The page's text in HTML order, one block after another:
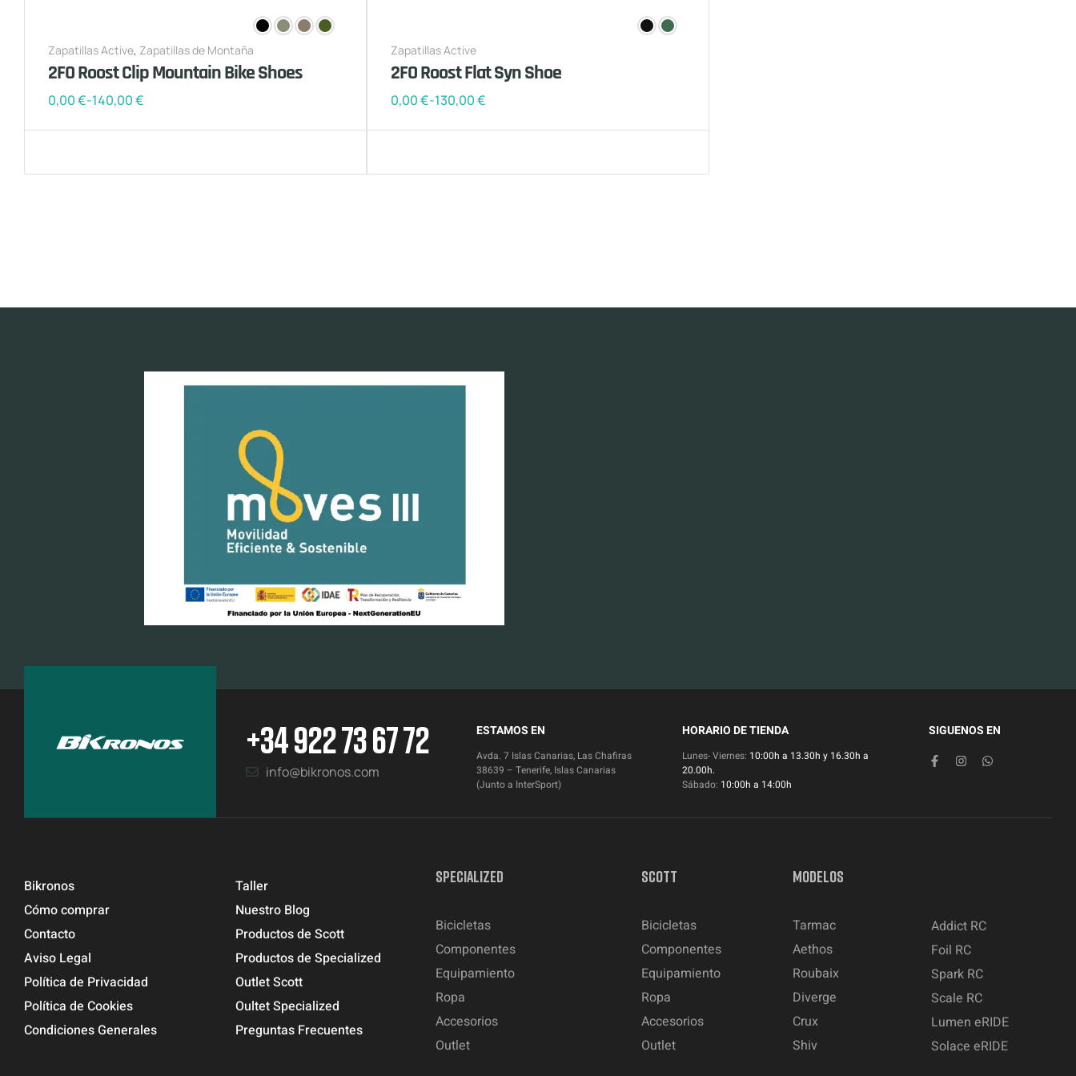
Zapatillas Active, Zapatillas de Montaña
2FO Roost Clip Mountain Bike Shoes
0,00€-140,00€
Zapatillas Active
2FO Roost Flat Syn Shoe
0,00€-130,00€
+34 922 73 67 72
info@bikronos.com
ESTAMOS EN
Avda. 7 Islas Canarias, Las Chafiras
38639 – Tenerife, Islas Canarias
(Junto a InterSport)
HORARIO DE TIENDA
Lunes- Viernes: 10:00h a 13.30h y 16.30h a
20.00h.
Sábado: 10:00h a 14:00h
SIGUENOS EN
Bikronos
Cómo comprar
Contacto
Aviso Legal
Política de Privacidad
Política de Cookies
Condiciones Generales
Taller
Nuestro Blog
Productos de Scott
Productos de Specialized
Outlet Scott
Oultet Specialized
Preguntas Frecuentes
SPECIALIZED
Bicicletas
Componentes
Equipamiento
Ropa
Accesorios
Outlet
SCOTT
Bicicletas
Componentes
Equipamiento
Ropa
Accesorios
Outlet
MODELOS
Tarmac
Aethos
Roubaix
Diverge
Crux
Shiv
Addict RC
Foil RC
Spark RC
Scale RC
Lumen eRIDE
Solace eRIDE